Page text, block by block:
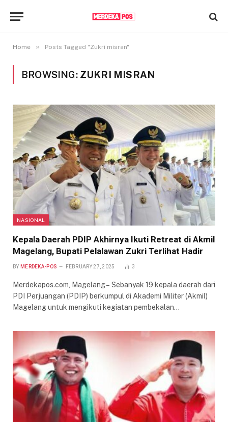
Home » Posts Tagged "Zukri misran"
BROWSING: ZUKRI MISRAN
NASIONAL
Kepala Daerah PDIP Akhirnya Ikuti Retreat di Akmil
Magelang, Bupati Pelalawan Zukri Terlihat Hadir
BY MERDEKA-POS FEBRUARY 27, 2025 3
Merdekapos.com, Magelang – Sebanyak 19 kepala daerah dari
PDI Perjuangan (PDIP) berkumpul di Akademi Militer (Akmil)
Magelang untuk mengikuti kegiatan pembekalan…